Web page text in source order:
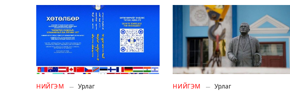
НИЙГЭМ Урлаг НИЙГЭМ Урлаг